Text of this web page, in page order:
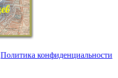
Политика конфиденциальности